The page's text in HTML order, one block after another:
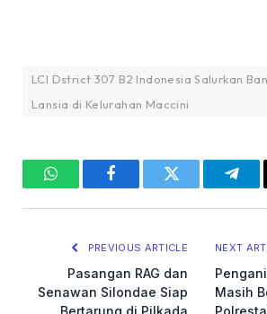
LCI Dstrict 307 B2 Indonesia Salurkan
Lansia di Kelurahan Maccini
WhatsAppFacebookTwitter
PREVIOUS ARTICLE
Pasangan RAG dan
Senawan Silondae Siap
Bertarung di Pilkada
NEXT
Masih